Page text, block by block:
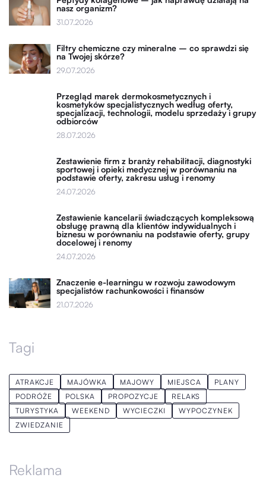
nasz organizm?
31.07.2026
Filtry chemiczne czy mineralne – co sprawdzi się
na Twojej skórze?
29.07.2026
Przegląd marek dermokosmetycznych i
kosmetyków specjalistycznych według oferty,
specjalizacji, technologii, modelu sprzedaży i grupy
odbiorców
28.07.2026
Zestawienie firm z branży rehabilitacji, diagnostyki
sportowej i opieki medycznej w porównaniu na
podstawie oferty, zakresu usług i renomy
24.07.2026
Zestawienie kancelarii świadczących kompleksową
obsługę prawną dla klientów indywidualnych i
biznesu w porównaniu na podstawie oferty, grupy
docelowej i renomy
24.07.2026
Znaczenie e-learningu w rozwoju zawodowym
specjalistów rachunkowości i finansów
21.07.2026
Tagi
ATRAKCJE MAJÓWKA MAJOWY MIEJSCA
PLANY
PODRÓŻE
POLSKA PROPOZYCJE
RELAKS
TURYSTYKA
WEEKEND WYCIECZKI
WYPOCZYNEK
ZWIEDZANIE
Reklama